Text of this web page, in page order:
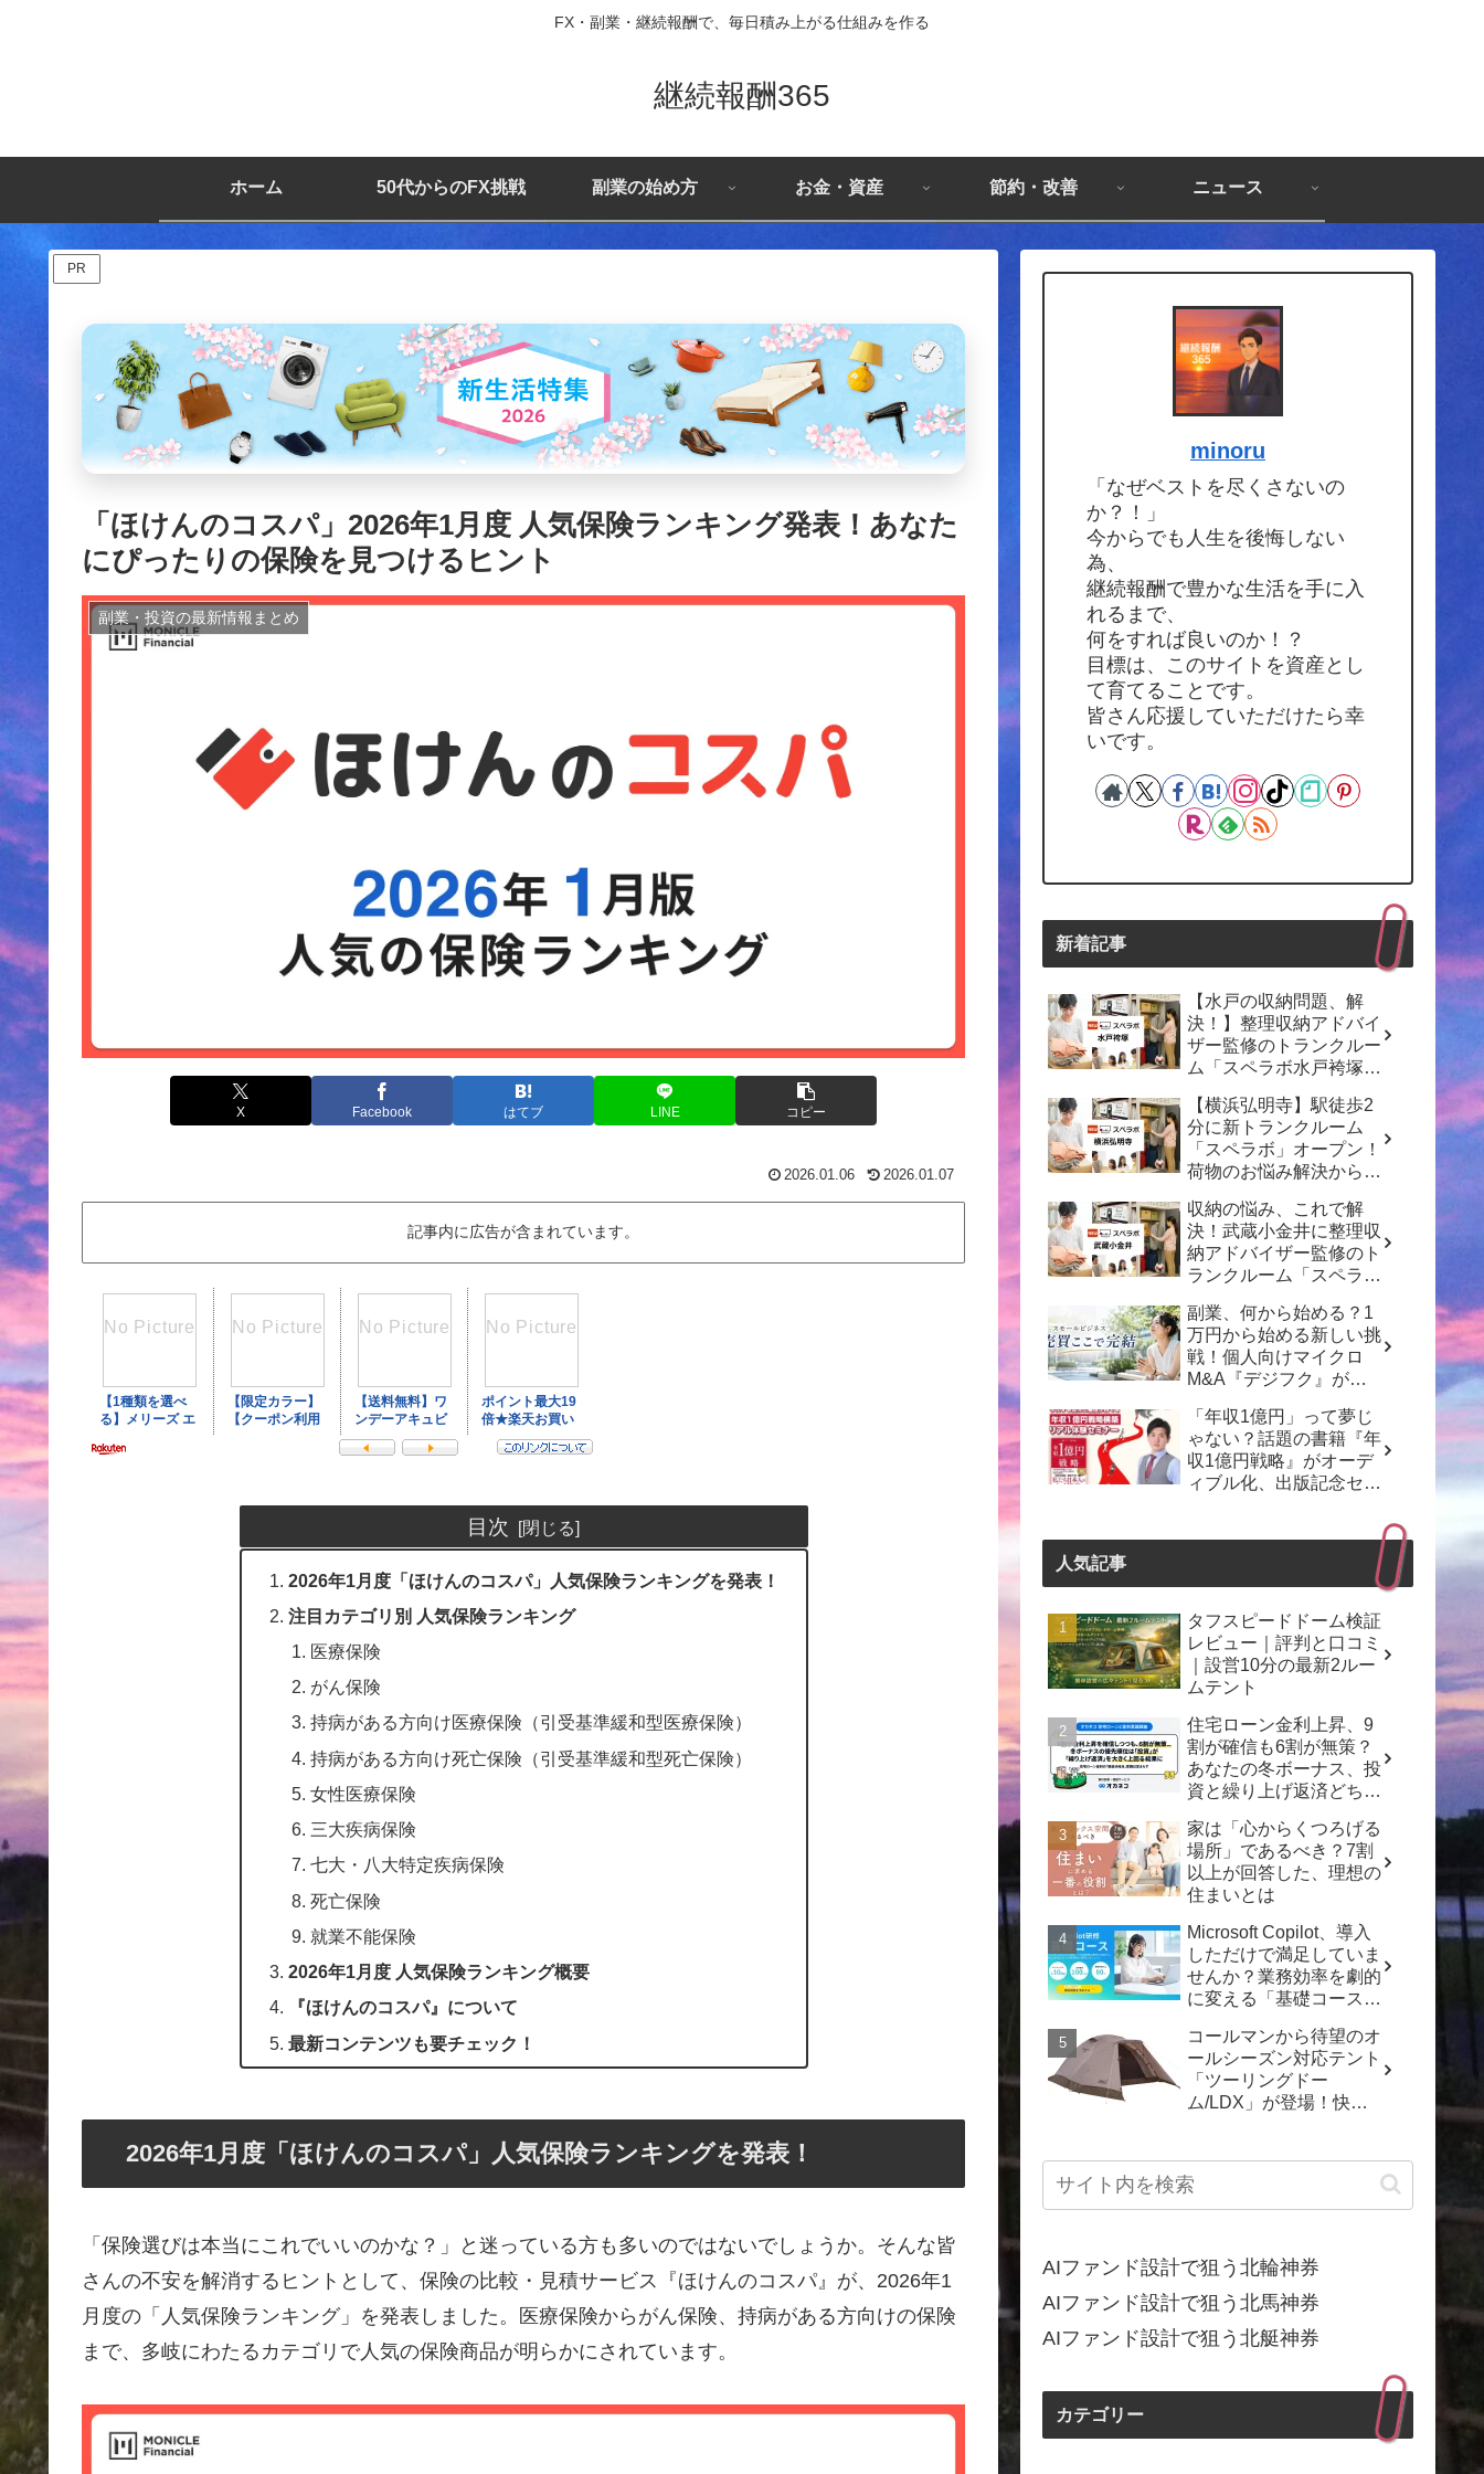
FX・副業・継続報酬で、毎日積み上がる仕組みを作る
継続報酬365
ホーム 50代からのFX挑戦 副業の始め方 お金・資産 節約・改善 ニュース
PR
「ほけんのコスパ」2026年1月度 人気保険ランキング発表！あなた
にぴったりの保険を見つけるヒント
副業・投資の最新情報まとめ
X Facebook はてブ LINE コピー
2026.01.06 2026.01.07
記事内に広告が含まれています。
目次
2026年1月度「ほけんのコスパ」人気保険ランキングを発表！
注目カテゴリ別 人気保険ランキング
医療保険
がん保険
持病がある方向け医療保険（引受基準緩和型医療保険）
持病がある方向け死亡保険（引受基準緩和型死亡保険）
女性医療保険
三大疾病保険
七大・八大特定疾病保険
死亡保険
就業不能保険
2026年1月度 人気保険ランキング概要
『ほけんのコスパ』について
最新コンテンツも要チェック！
2026年1月度「ほけんのコスパ」人気保険ランキングを発表！
「保険選びは本当にこれでいいのかな？」と迷っている方も多いのではないでしょうか。そんな皆
さんの不安を解消するヒントとして、保険の比較・見積サービス『ほけんのコスパ』が、2026年1
月度の「人気保険ランキング」を発表しました。医療保険からがん保険、持病がある方向けの保険
まで、多岐にわたるカテゴリで人気の保険商品が明らかにされています。
minoru
「なぜベストを尽くさないの
か？！」
今からでも人生を後悔しない
為、
継続報酬で豊かな生活を手に入
れるまで、
何をすれば良いのか！？
目標は、このサイトを資産とし
て育てることです。
皆さん応援していただけたら幸
いです。
新着記事
【水戸の収納問題、解
決！】整理収納アドバイ
ザー監修のトランクルー
ム「スペラボ水戸袴塚
【横浜弘明寺】駅徒歩2
分に新トランクルーム
「スペラボ」オープン！
荷物のお悩み解決から賢
収納の悩み、これで解
決！武蔵小金井に整理収
納アドバイザー監修のト
ランクルーム「スペラ
副業、何から始める？1
万円から始める新しい挑
戦！個人向けマイクロ
M&A『デジフク』が正
「年収1億円」って夢じ
ゃない？話題の書籍『年
収1億円戦略』がオーデ
ィブル化、出版記念セミ
人気記事
タフスピードドーム検証
レビュー｜評判と口コミ
｜設営10分の最新2ルー
ムテント
住宅ローン金利上昇、9
割が確信も6割が無策？
あなたの冬ボーナス、投
資と繰り上げ返済どちら
家は「心からくつろげる
場所」であるべき？7割
以上が回答した、理想の
住まいとは
Microsoft Copilot、導入
しただけで満足していま
せんか？業務効率を劇的
に変える「基礎コース」
よう！
コールマンから待望のオ
ールシーズン対応テント
「ツーリングドー
ム/LDX」が登場！快適
AIファンド設計で狙う北輪神券
AIファンド設計で狙う北馬神券
AIファンド設計で狙う北艇神券
カテゴリー